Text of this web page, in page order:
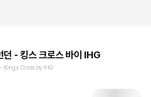
던 - 킹스 크로스 바이 IHG
Kings Cross by IHG